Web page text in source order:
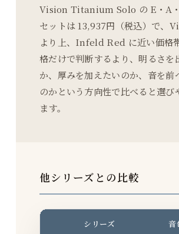
Vision Titanium Solo の E・A
セットは 13,937円（税込）で、
より上、Infeld Red に近い価格
格だけで判断するより、明るさを
か、厚みを加えたいのか、音を前
のかという方向性で比べると選び
ます。
他シリーズとの比較
シリーズ 音